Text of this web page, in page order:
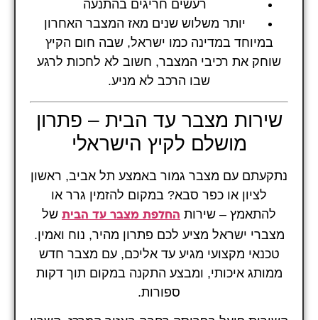
רעשים חריגים בהתנעה
יותר משלוש שנים מאז המצבר האחרון
במיוחד במדינה כמו ישראל, שבה חום הקיץ
שוחק את רכיבי המצבר, חשוב לא לחכות לרגע
שבו הרכב לא מניע.
שירות מצבר עד הבית – פתרון
מושלם לקיץ הישראלי
נתקעתם עם מצבר גמור באמצע תל אביב, ראשון
לציון או כפר סבא? במקום להזמין גרר או
להתאמץ – שירות החלפת מצבר עד הבית של
מצברי ישראל מציע לכם פתרון מהיר, נוח ואמין.
טכנאי מקצועי מגיע עד אליכם, עם מצבר חדש
ממותג איכותי, ומבצע התקנה במקום תוך דקות
ספורות.